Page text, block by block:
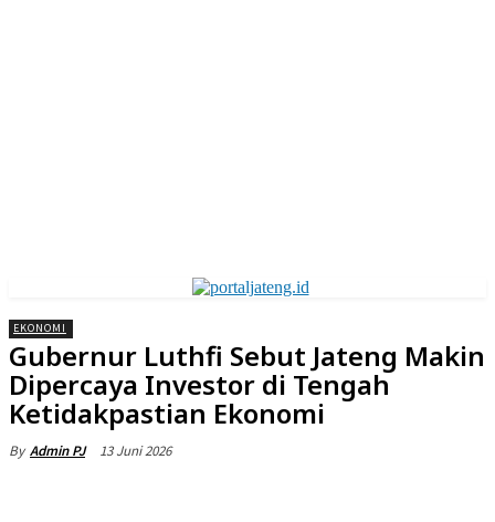
EKONOMI
Gubernur Luthfi Sebut Jateng Makin
Dipercaya Investor di Tengah
Ketidakpastian Ekonomi
By Admin PJ 13 Juni 2026